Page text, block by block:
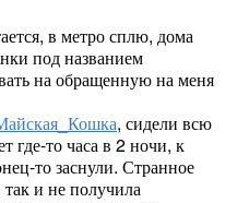
в метро сплю, дома
под названием
на обращенную на меня
, сидели всю
где-то часа в 2 ночи, к
то заснули. Странное
так и не получила